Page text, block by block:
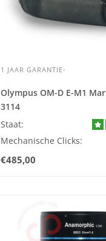
1 JAAR GARANTIE-
Olympus OM-D E-M1
3114
Staat:
Mechanische Clicks:
€485,00